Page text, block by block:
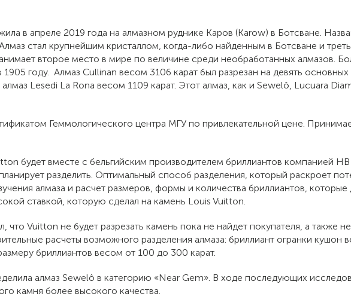
в апреле 2019 года на алмазном руднике Каров (Karow) в Ботсване.
стал крупнейшим кристаллом, когда-либо найденным в Ботсване и
второе место в мире по величине среди необработанных алмазов.
году. Алмаз Cullinan весом 3106 карат был разрезан на девять
Lesedi La Rona весом 1109 карат. Этот алмаз, как и Sewelô, Lucuara
Геммологического центра МГУ по привлекательной цене.
будет вместе с бельгийским производителем бриллиантов компанией
разделить. Оптимальный способ разделения, который раскроет
алмаза и расчет размеров, формы и количества бриллиантов, которые
ставкой, которую сделал на камень Louis Vuitton.
Vuitton не будет разрезать камень пока не найдет покупателя, а также
расчеты возможного разделения алмаза: бриллиант огранки кушон
бриллиантов весом от 100 до 300 карат.
алмаз Sewelô в категорию «Near Gem». В ходе последующих
камня более высокого качества.